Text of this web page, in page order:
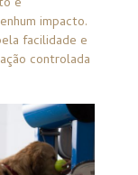
impacto.
facilidade e
controlada